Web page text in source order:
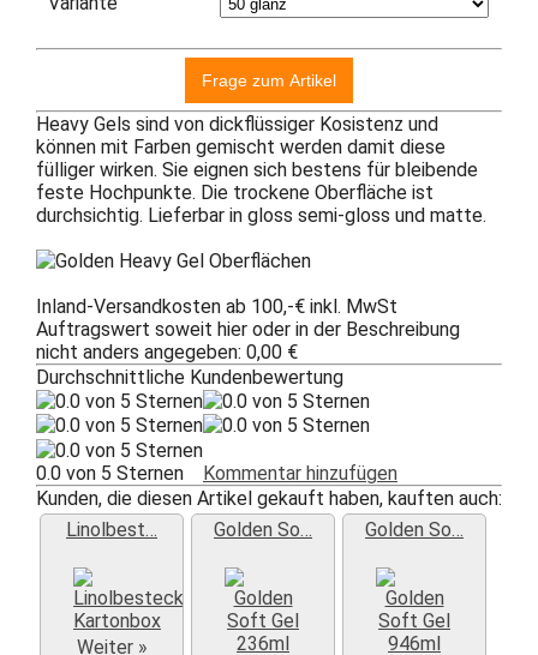
Heavy Gels sind von dickflüssiger Kosistenz und
können mit Farben gemischt werden damit diese
fülliger wirken. Sie eignen sich bestens für bleibende
feste Hochpunkte. Die trockene Oberfläche ist
durchsichtig. Lieferbar in gloss semi-gloss und matte.
Inland-Versandkosten ab 100,-€ inkl. MwSt
Auftragswert soweit hier oder in der Beschreibung
nicht anders angegeben: 0,00 €
Durchschnittliche Kundenbewertung
0.0 von 5 Sternen Kommentar hinzufügen
Kunden, die diesen Artikel gekauft haben, kauften auch:
Linolbest…
Weiter »
Golden So… Golden So…